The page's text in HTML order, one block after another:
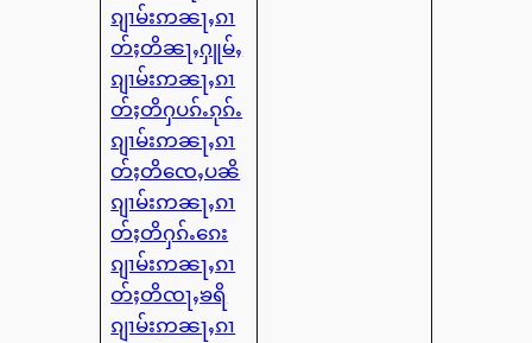
ၵျၢမ်းဢၼႃႇၵၢ
တ်ႈတိၼႃႇႁူမ်ႇ
ၵျၢမ်းဢၼႃႇၵၢ
တ်ႈတိႁပၵ်ႉၵုၵ်ႉ
ၵျၢမ်းဢၼႃႇၵၢ
တ်ႈတိၸေႇပၼိ
ၵျၢမ်းဢၼႃႇၵၢ
တ်ႈတိႁၵ်ႉၵေး
ၵျၢမ်းဢၼႃႇၵၢ
တ်ႈတိၸႃႇၶရိ
ၵျၢမ်းဢၼႃႇၵၢ